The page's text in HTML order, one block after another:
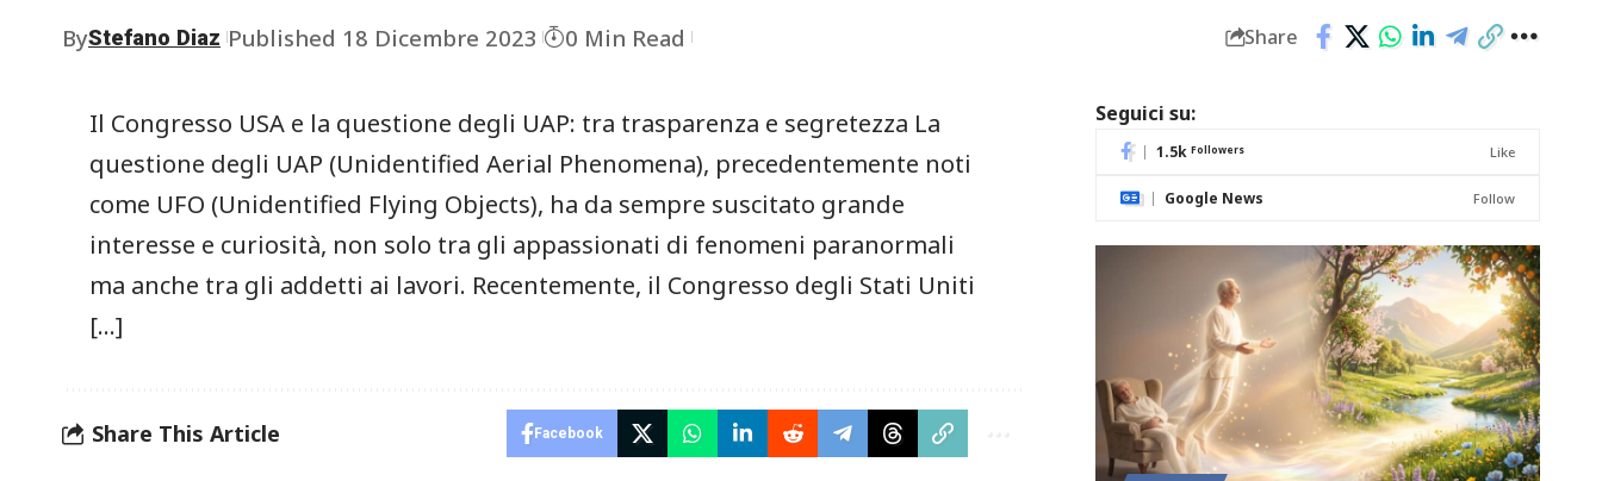
ByStefano Diaz Published 18 Dicembre 2023 0 Min Read Share
Il Congresso ‍USA⁣ e la ⁣questione degli UAP: tra ⁣trasparenza e segretezza La
questione degli UAP (Unidentified ​Aerial Phenomena), ‌precedentemente noti
come UFO (Unidentified​ Flying Objects), ha ⁢da sempre⁣ suscitato grande
interesse e curiosità, ⁣non ​solo‍ tra gli appassionati di fenomeni paranormali​
ma ‍anche tra gli addetti‌ ai ⁤lavori. Recentemente, il Congresso degli Stati Uniti
[…]
Share This Article Facebook
Seguici su:
1.5k Followers Like
Google News Follow